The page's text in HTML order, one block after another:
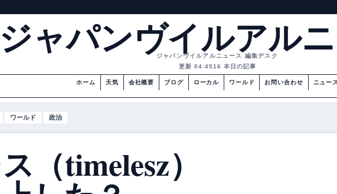
ジャパンヴイルアル
ジャパンヴイルアルニュース 編集デスク
更新 04:4516 本日の記事
ホーム 天気 会社概要 ブログ ローカル ワールド お問い合わせ ニュー
ワールド 政治
（timelesz）